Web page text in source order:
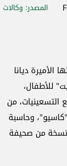
المصدر: وكالات
ديانا
للأطفال،
من
وحاسبة
من صحيفة